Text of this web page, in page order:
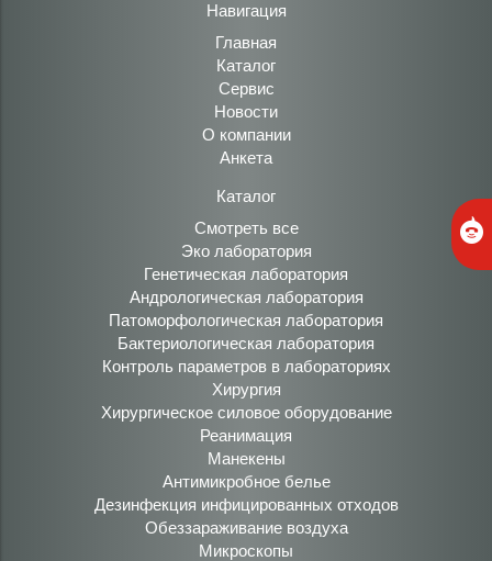
Навигация
Главная
Каталог
Сервис
Новости
О компании
Анкета
Каталог
Смотреть все
Эко лаборатория
Генетическая лаборатория
Андрологическая лаборатория
Патоморфологическая лаборатория
Бактериологическая лаборатория
Контроль параметров в лабораториях
Хирургия
Хирургическое силовое оборудование
Реанимация
Манекены
Антимикробное белье
Дезинфекция инфицированных отходов
Обеззараживание воздуха
Микроскопы